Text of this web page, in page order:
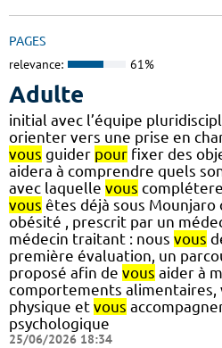
PAGES
relevance: 61%
Adulte
initial avec l’équipe
orienter vers une prise en
vous guider pour fixer des
aidera à comprendre quels
avec laquelle vous
vous êtes déjà sous Mounjaro
obésité , prescrit par un
médecin traitant : nous vous
première évaluation, un
proposé afin de vous aider à
comportements alimentaires,
physique et vous
psychologique
25/06/2026 18:34